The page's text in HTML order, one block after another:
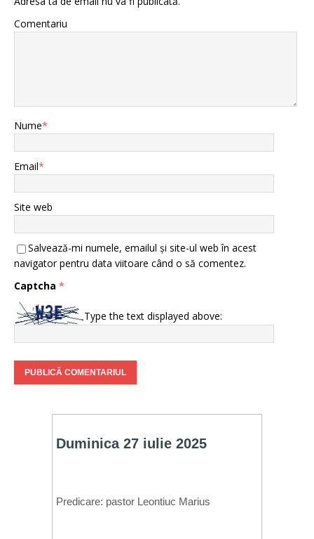
Comentariu
Nume*
Email*
Site web
Salvează-mi numele, emailul și site-ul web în acest
navigator pentru data viitoare când o să comentez.
Captcha *
Type the text displayed above: